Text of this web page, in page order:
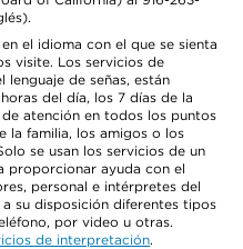
el idioma con el que se sienta
visite. Los servicios de
de señas, están
del día, los 7 días de la
atención en todos los puntos
la familia, los amigos o los
se usan los servicios de un
proporcionar ayuda con el
personal e intérpretes del
su disposición diferentes tipos
por video u otras.
de interpretación.